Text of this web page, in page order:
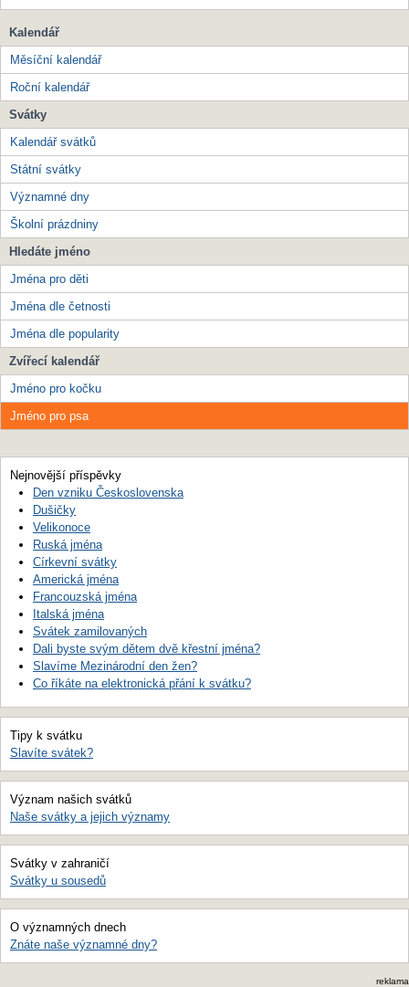
Kalendář
Měsíční kalendář
Roční kalendář
Svátky
Kalendář svátků
Státní svátky
Významné dny
Školní prázdniny
Hledáte jméno
Jména pro děti
Jména dle četnosti
Jména dle popularity
Zvířecí kalendář
Jméno pro kočku
Jméno pro psa
Nejnovější příspěvky
Den vzniku Československa
Dušičky
Velikonoce
Ruská jména
Církevní svátky
Americká jména
Francouzská jména
Italská jména
Svátek zamilovaných
Dali byste svým dětem dvě křestní jména?
Slavíme Mezinárodní den žen?
Co říkáte na elektronická přání k svátku?
Tipy k svátku
Slavíte svátek?
Význam našich svátků
Naše svátky a jejich významy
Svátky v zahraničí
Svátky u sousedů
O významných dnech
Znáte naše významné dny?
reklama